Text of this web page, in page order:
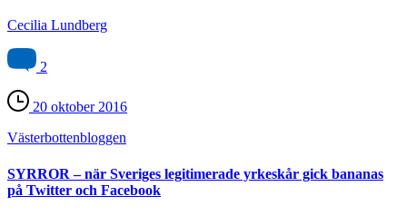
Cecilia Lundberg
2
20 oktober 2016
Västerbotten­bloggen
SYRROR – när Sveriges legitimerade yrkeskår gick bananas
på Twitter och Facebook